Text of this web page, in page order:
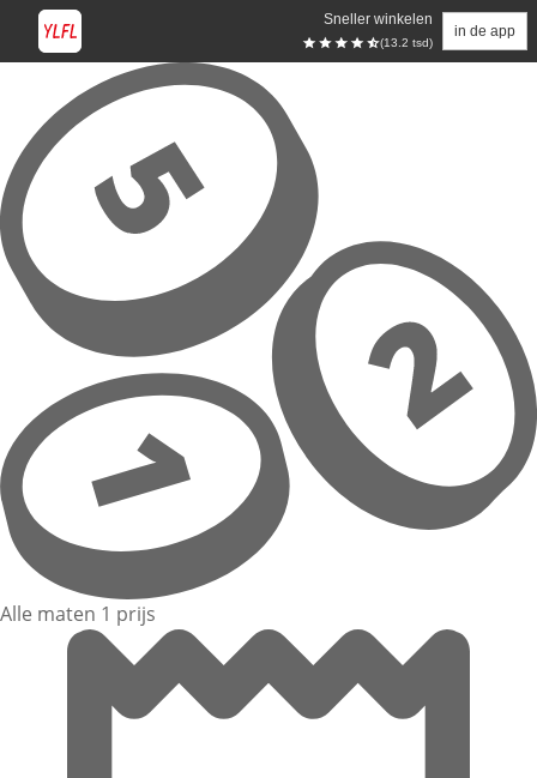
Sneller winkelen
(13.2 tsd)
in de app
Overslaan naar hoofdinhoud
Alle maten 1 prijs